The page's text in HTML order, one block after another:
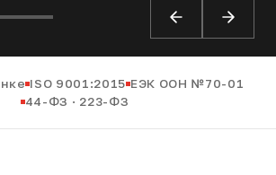
ISO 9001:2015 ЕЭК ООН №70-01
44-ФЗ · 223-ФЗ